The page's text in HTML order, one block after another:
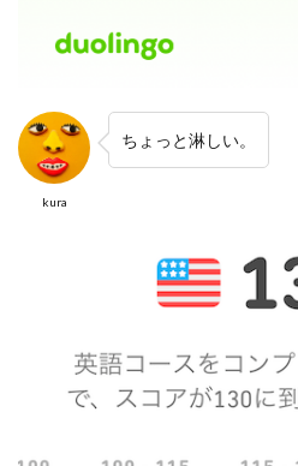
kura
ちょっと淋しい。